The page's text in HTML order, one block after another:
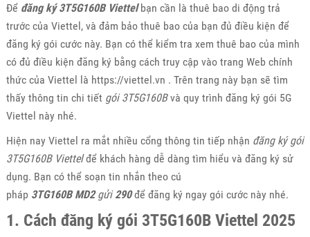
Để đăng ký 3T5G160B Viettelbạn cần là thuê bao di động trả
trước của Viettel, và đảm bảo thuê bao của bạn đủ điều kiện để
đăng ký gói cước này. Bạn có thể kiểm tra xem thuê bao của mình
có đủ điều kiện đăng ký bằng cách truy cập vào trang Web chính
thức của Viettel là https://viettel.vn . Trên trang này bạn sẽ tìm
thấy thông tin chi tiết gói 3T5G160Bvà quy trình đăng ký gói 5G
Viettel này nhé.
Hiện nay Viettel ra mắt nhiều cổng thông tin tiếp nhận đăng ký gói
3T5G160B Viettelđể khách hàng dễ dàng tìm hiểu và đăng ký sử
dụng. Bạn có thể soạn tin nhắn theo cú
pháp 3TG160B MD2gửi290để đăng ký ngay gói cước này nhé.
1. Cách đăng ký gói 3T5G160B Viettel 2025